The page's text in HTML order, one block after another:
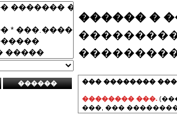
������ �
��� ��������
�������� ���.
���, ���